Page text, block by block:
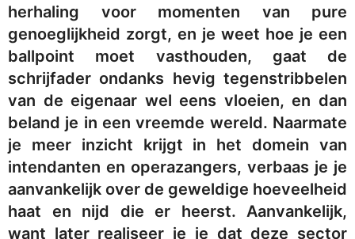
herhaling voor momenten van pure
genoeglijkheid zorgt, en je weet hoe je een
ballpoint moet vasthouden, gaat de
schrijfader ondanks hevig tegenstribbelen
van de eigenaar wel eens vloeien, en dan
beland je in een vreemde wereld. Naarmate
je meer inzicht krijgt in het domein van
intendanten en operazangers, verbaas je je
aanvankelijk over de geweldige hoeveelheid
haat en nijd die er heerst. Aanvankelijk,
want later realiseer je je dat deze sector